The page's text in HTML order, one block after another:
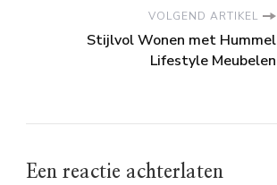
VOLGEND ARTIKEL
Stijlvol Wonen met Hummel
Lifestyle Meubelen
Een reactie achterlaten